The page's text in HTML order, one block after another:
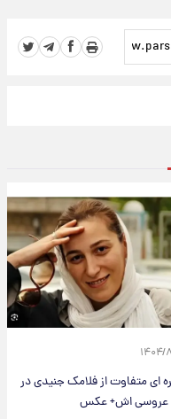
۸/۱۹
ای متفاوت از فلامک جنیدی در
عروسی اش+ عکس